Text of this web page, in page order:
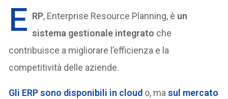
E RP, Enterprise Resource Planning, è un
sistema gestionale integrato che
contribuisce a migliorare l’efficienza e la
competitività delle aziende.
Gli ERP sono disponibili in cloud o, masul mercato